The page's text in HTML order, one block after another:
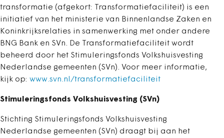
transformatie (afgekort: Transformatiefaciliteit) is een
initiatief van het ministerie van Binnenlandse Zaken en
Koninkrijksrelaties in samenwerking met onder andere
BNG Bank en SVn. De Transformatiefaciliteit wordt
beheerd door het Stimuleringsfonds Volkshuisvesting
Nederlandse gemeenten (SVn). Voor meer informatie,
kijk op: www.svn.nl/transformatiefaciliteit
Stimuleringsfonds Volkshuisvesting (SVn)
Stichting Stimuleringsfonds Volkshuisvesting
Nederlandse gemeenten (SVn) draagt bij aan het